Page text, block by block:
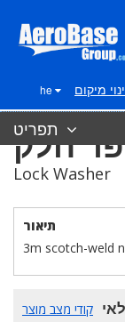
he מיקום
Lock Washer
תיאור
3m scotch-weld
קודי מצב מוצר